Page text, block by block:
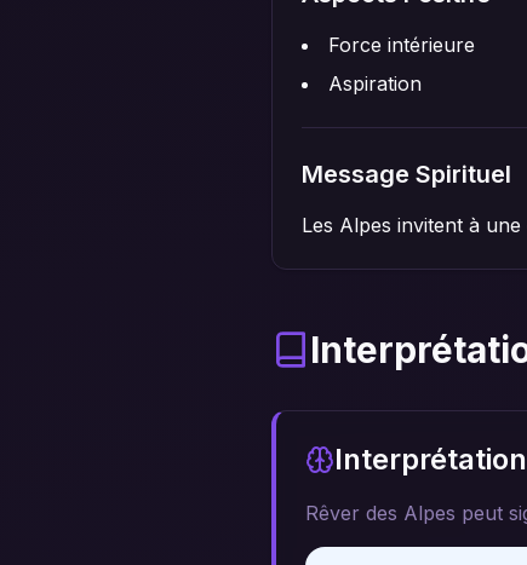
Force intérieure
Aspiration
Message Spirituel
Les Alpes invitent à
Rêver des Alpes peut